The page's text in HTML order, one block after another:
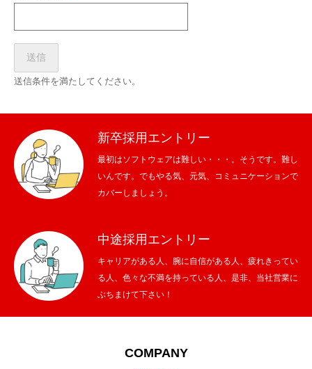
送信
送信条件を満たしてください。
新卒採用エントリー
最初はソフトウェアは難しい・・・。そうです。難し
いんです。でもやる気、元気、コミュニケーションで
カバーしましょう。
中途採用エントリー
キャリアがある人、腕に自信がある人、疲れきってい
る人、色々な不満を持っている人、是非、当社営業に
ぶちまけて下さい！
COMPANY